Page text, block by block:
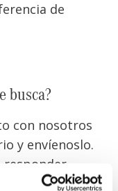
de
busca?
con nosotros
y envíenoslo.
responder